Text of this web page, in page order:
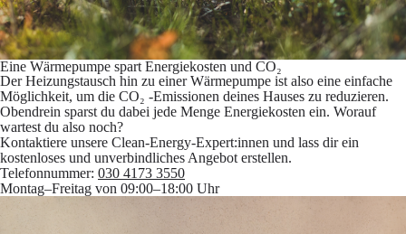
Eine Wärmepumpe spart Energiekosten und CO₂
Der Heizungstausch hin zu einer Wärmepumpe ist also eine einfache
Möglichkeit, um die CO₂ -Emissionen deines Hauses zu reduzieren.
Obendrein sparst du dabei jede Menge Energiekosten ein. Worauf
wartest du also noch?
Kontaktiere unsere Clean-Energy-Expert:innen und lass dir ein
kostenloses und unverbindliches Angebot erstellen.
Telefonnummer: 030 4173 3550
Montag–Freitag von 09:00–18:00 Uhr